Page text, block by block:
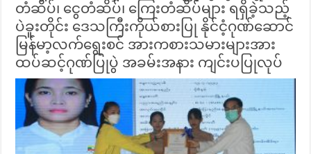
တံဆိပ်၊ ငွေတံဆိပ်၊ ကြေးတံဆိပ်များ ရရှိခဲ့သည့်
ပဲခူးတိုင်း ဒေသကြီးကိုယ်စားပြု နိုင်ငံ့ဂုဏ်ဆောင်
မြန်မာ့လက်ရွေးစင် အားကစားသမားများအား
ထပ်ဆင့်ဂုဏ်ပြုပွဲ အခမ်းအနား ကျင်းပပြုလုပ်